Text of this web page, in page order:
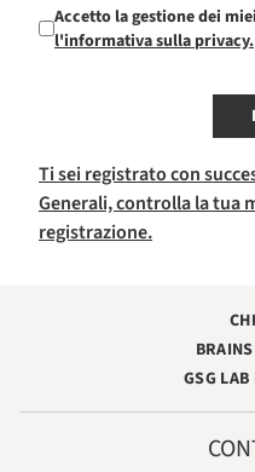
Accetto la gestione dei
l'informativa sulla privacy.
Ti sei registrato con
Generali, controlla la tua
registrazione.
GSG